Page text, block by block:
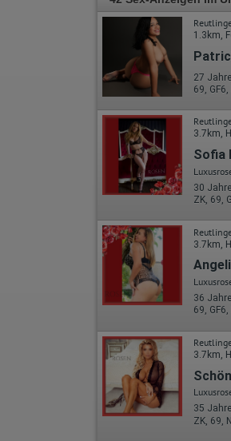
1.3km,
27
69,
3.7km,
Sofia
30
ZK, 69,
3.7km,
36
69,
3.7km,
35
ZK, 69,